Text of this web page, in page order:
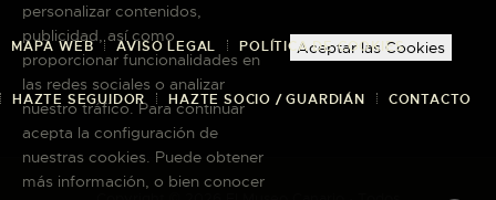
MAPA WEB AVISO LEGAL POLÍTICA DE COOKIES
HAZTE SEGUIDOR HAZTE SOCIO / GUARDIÁN CONTACTO
personalizar contenidos,
publicidad, así como
proporcionar funcionalidades en
las redes sociales o analizar
nuestro tráfico. Para continuar
acepta la configuración de
nuestras cookies. Puede obtener
más información, o bien conocer
Aceptar las Cookies